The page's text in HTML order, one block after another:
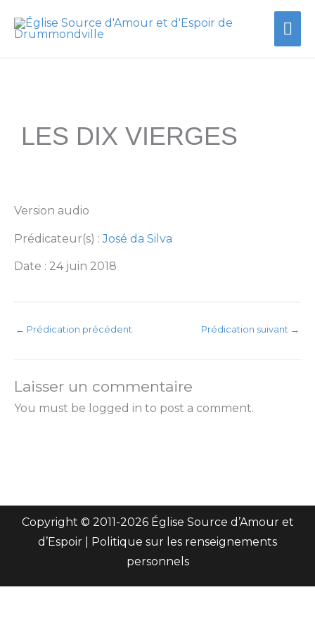
LES DIX VIERGES
Version audio
Prédicateur(s) :José da Silva
Date : 24 juin 2018
← Prédication précédent Prédication suivant →
Laisser un commentaire
You must be logged in to post a comment.
Copyright © 2011-2026 Église Source d’Amour et
d’Espoir | Politique sur les renseignements
personnels